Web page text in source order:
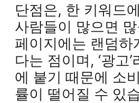
단점은, 한 키워드
사람들이 많으면
페이지에는 랜덤하
다는 점이며, ‘광고
에 붙기 때문에 소
률이 떨어질 수 있